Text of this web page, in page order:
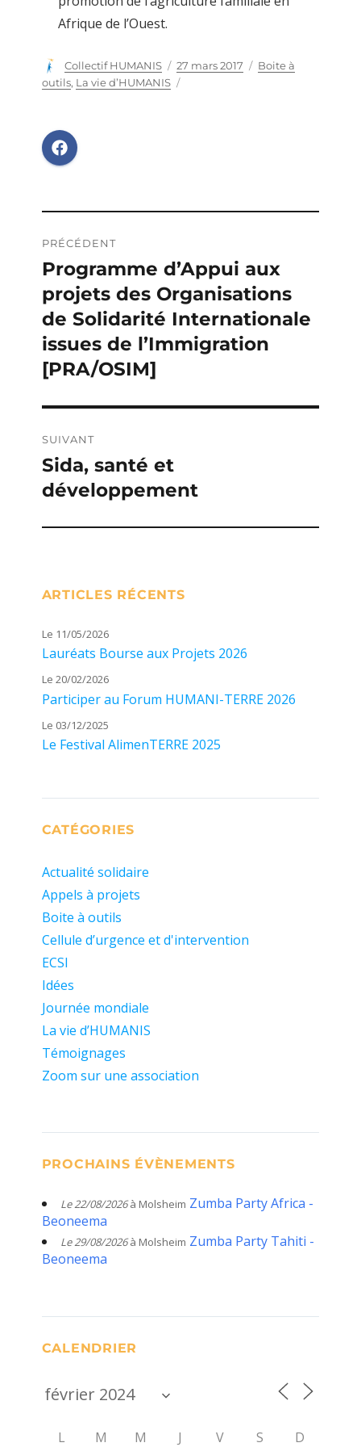
Afrique de l’Ouest.
Auteur
Collectif HUMANIS
Publié
le
27 mars 2017 Catégories
Boite à
outils, La vie d’HUMANIS
de
l’article
PRÉCÉDENT
Publication
précédente :
Programme d’Appui aux
projets des Organisations
de Solidarité Internationale
issues de l’Immigration
[PRA/OSIM]
SUIVANT
Publication
suivante :
Sida, santé et
développement
ARTICLES RÉCENTS
Le 11/05/2026
Lauréats Bourse aux Projets 2026
Le 20/02/2026
Participer au Forum HUMANI-TERRE 2026
Le 03/12/2025
Le Festival AlimenTERRE 2025
CATÉGORIES
Actualité solidaire
Appels à projets
Boite à outils
Cellule d’urgence et d'intervention
ECSI
Idées
Journée mondiale
La vie d’HUMANIS
Témoignages
Zoom sur une association
PROCHAINS ÉVÈNEMENTS
Le 22/08/2026à Molsheim Zumba Party Africa -
Beoneema
Le 29/08/2026à Molsheim Zumba Party Tahiti -
Beoneema
CALENDRIER
L M M J V S D